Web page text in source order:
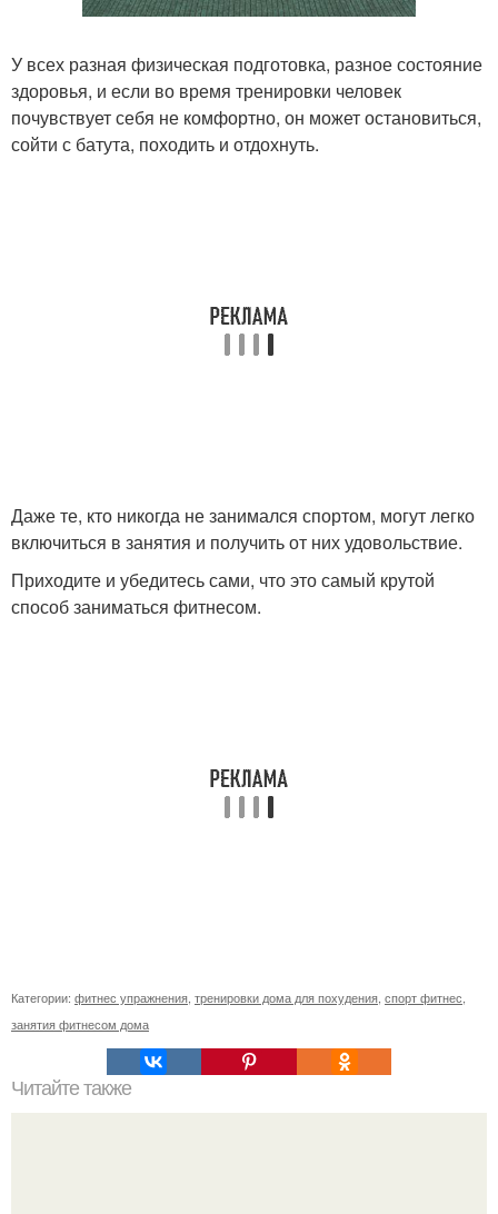
У всех разная физическая подготовка, разное состояние
здоровья, и если во время тренировки человек
почувствует себя не комфортно, он может остановиться,
сойти с батута, походить и отдохнуть.
Даже те, кто никогда не занимался спортом, могут легко
включиться в занятия и получить от них удовольствие.
Приходите и убедитесь сами, что это самый крутой
способ заниматься фитнесом.
Категории: фитнес упражнения тренировки дома для похудения спорт фитнес
занятия фитнесом дома
Читайте также